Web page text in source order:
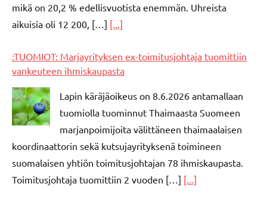
mikä on 20,2 % edellisvuotista enemmän. Uhreista
aikuisia oli 12 200, […] [...]
:TUOMIOT: Marjayrityksen ex-toimitusjohtaja tuomittiin
vankeuteen ihmiskaupasta
Lapin käräjäoikeus on 8.6.2026 antamallaan
tuomiolla tuominnut Thaimaasta Suomeen
marjanpoimijoita välittäneen thaimaalaisen
koordinaattorin sekä kutsujayrityksenä toimineen
suomalaisen yhtiön toimitusjohtajan 78 ihmiskaupasta.
Toimitusjohtaja tuomittiin 2 vuoden […] [...]